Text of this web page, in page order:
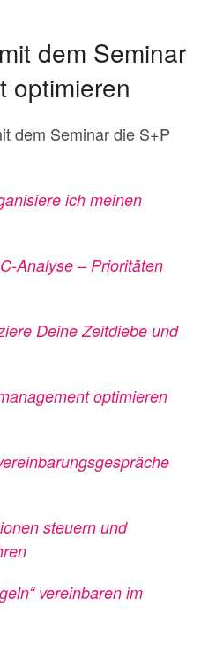
dem Seminar
optimieren
dem Seminar die S+P
ich meinen
Analyse – Prioritäten
Deine Zeitdiebe und
optimieren
steuern und
vereinbaren im